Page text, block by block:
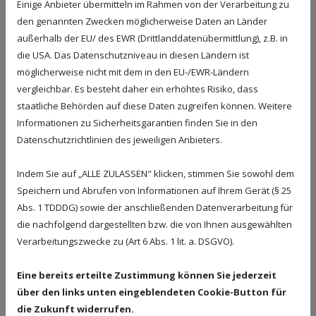
Umgekehrt wissen wir aus anwaltlicher Sicht, welche
Fehler gemacht werden können. Wir raten dringend, sich
hier durch Fachleute betreuen zu lassen. Das ist in aller
Regel eine lohnende Investition.
2. Verkehrsunfälle
Sie haben das Recht, Ihre Schadenersatzansprüche
anwaltlich durchzusetzen, d.h. mit dem Schaden muss die
tragen. Auf diesem Gebiet haben wir große Erfahrungen
und sorgen dafür, dass für Sie eine optimale Regulierung
erfolgt.
Familienrecht
Die sogenannte Düsseldorfer Tabelle können Sie im
Internet einsehen. Im Detail ist die Berechnung für den
Unterhalt aber schwierig und erfordert detaillierte
Einige Anbieter übermitteln im Rahmen von der Verarbeitung zu
den genannten Zwecken möglicherweise Daten an Länder
außerhalb der EU/ des EWR (Drittlanddatenübermittlung), z.B. in
die USA. Das Datenschutzniveau in diesen Ländern ist
möglicherweise nicht mit dem in den EU-/EWR-Ländern
vergleichbar. Es besteht daher ein erhöhtes Risiko, dass
staatliche Behörden auf diese Daten zugreifen können. Weitere
Informationen zu Sicherheitsgarantien finden Sie in den
Datenschutzrichtlinien des jeweiligen Anbieters.
Indem Sie auf „ALLE ZULASSEN" klicken, stimmen Sie sowohl dem
Speichern und Abrufen von Informationen auf Ihrem Gerät (§ 25
Abs. 1 TDDDG) sowie der anschließenden Datenverarbeitung für
die nachfolgend dargestellten bzw. die von Ihnen ausgewählten
Verarbeitungszwecke zu (Art 6 Abs. 1 lit. a. DSGVO).
Eine bereits erteilte Zustimmung können Sie jederzeit
über den links unten eingeblendeten Cookie-Button für
die Zukunft widerrufen.